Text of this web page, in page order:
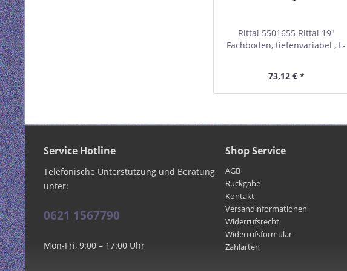
Rittal 5501655 Rittal 19"
Fachboden, tiefenvariabel , L-
Ebenenabstand von 400-600
mm, 0,5 HE, Schwarz RAL9005
73,12 € *
Service Hotline
Telefonische Unterstützung und Beratung
unter:
0621 1567790
Mon-Fri, 9:00 – 17:00 Uhr
Shop Service
AGB
Rückgabe
Kontakt
Versandinformationen
Widerrufsrecht
Widerrufsformular
Zahlarten